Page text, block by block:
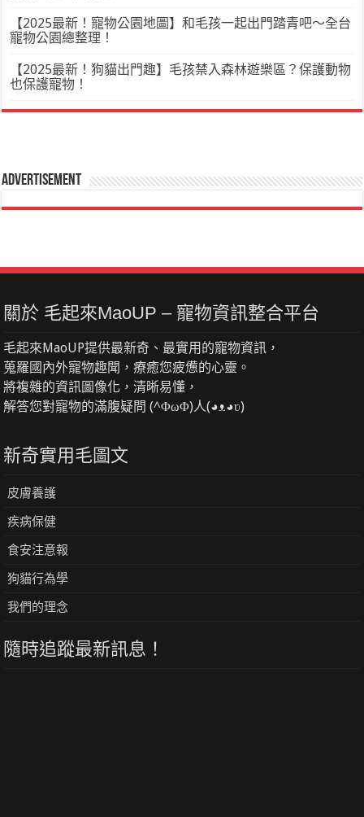
【2025最新！寵物公園地圖】和毛孩一起出門踏青吧～全台
寵物公園總整理！
【2025最新！狗貓出門趣】毛孩禁入森林遊樂區？保護動物
也保護寵物！
Advertisement
關於 毛起來MaoUP – 寵物資訊整合平台
毛起來MaoUP提供最新奇、最實用的寵物資訊，
蒐羅國內外寵物趣聞，療癒您疲憊的心靈。
將複雜的資訊圖像化，清晰易懂，
解答您對寵物的滿腹疑問 (^ΦωΦ)人(◕ᴥ◕ʋ)
新奇實用毛圖文
皮膚養護
疾病保健
食安注意報
狗貓行為學
我們的理念
隨時追蹤最新訊息！